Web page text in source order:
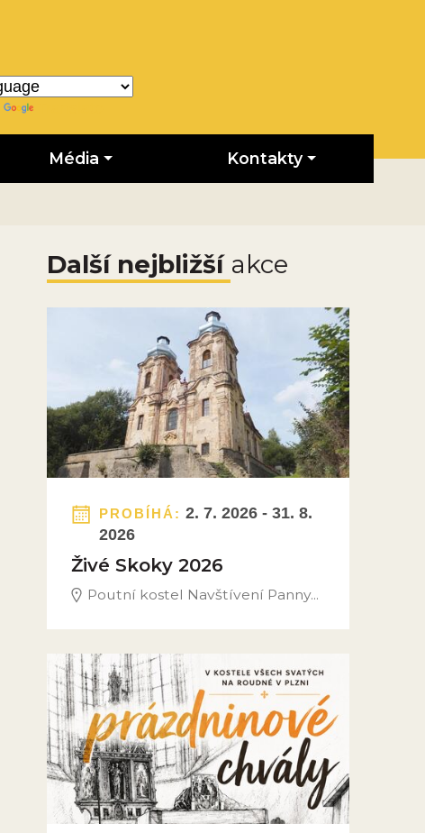
Média Kontakty
Další nejbližší akce
PROBÍHÁ: 2. 7. 2026 - 31. 8.
2026
Živé Skoky 2026
Poutní kostel Navštívení Panny...
Obrázek novinky